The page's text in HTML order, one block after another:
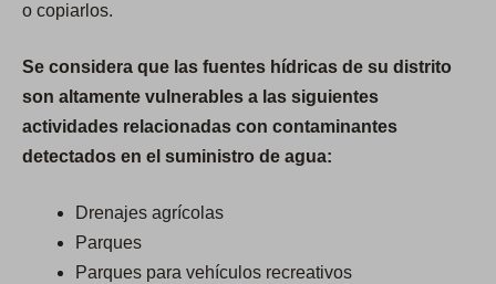
o copiarlos.
Se considera que las fuentes hídricas de su distrito
son altamente vulnerables a las siguientes
actividades relacionadas con contaminantes
detectados en el suministro de agua:
Drenajes agrícolas
Parques
Parques para vehículos recreativos